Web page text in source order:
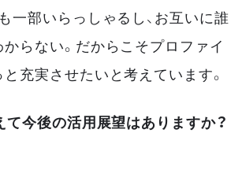
一部いらっしゃるし、お互いに誰
らない。だからこそプロファイ
充実させたいと考えています。
今後の活用展望はありますか？